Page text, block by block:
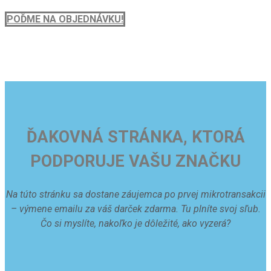
POĎME NA OBJEDNÁVKU!
ĎAKOVNÁ STRÁNKA, KTORÁ
PODPORUJE VAŠU ZNAČKU
Na túto stránku sa dostane záujemca po prvej mikrotransakcii
– výmene emailu za váš darček zdarma. Tu plníte svoj sľub.
Čo si myslíte, nakoľko je dôležité, ako vyzerá?